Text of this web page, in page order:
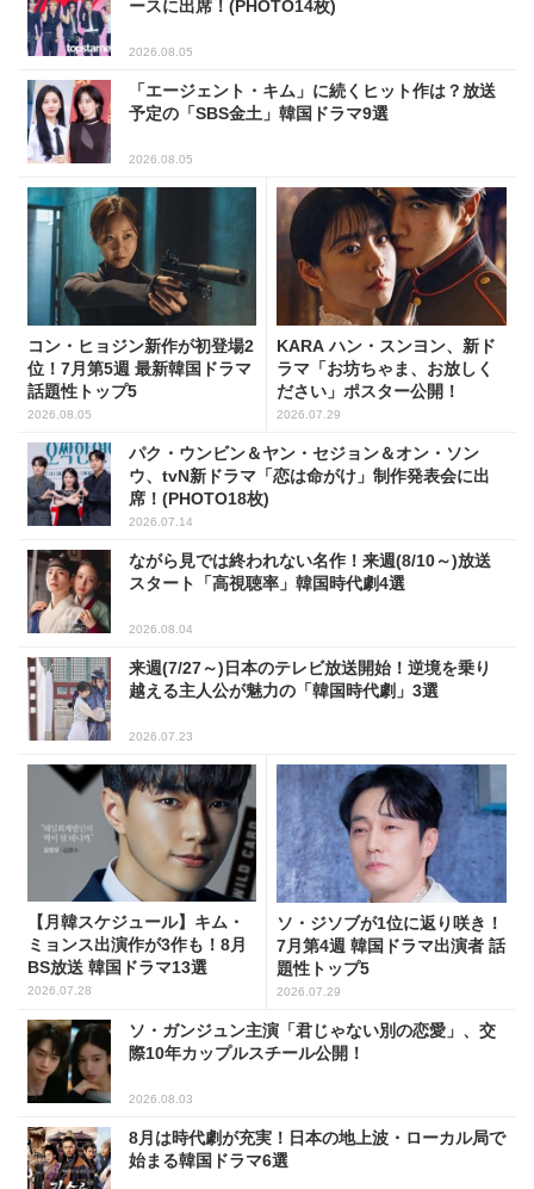
ースに出席！(PHOTO14枚)
2026.08.05
「エージェント・キム」に続くヒット作は？放送
予定の「SBS金土」韓国ドラマ9選
2026.08.05
コン・ヒョジン新作が初登場2
位！7月第5週 最新韓国ドラマ
話題性トップ5
2026.08.05
KARA ハン・スンヨン、新ド
ラマ「お坊ちゃま、お放しく
ださい」ポスター公開！
2026.07.29
パク・ウンビン＆ヤン・セジョン＆オン・ソン
ウ、tvN新ドラマ「恋は命がけ」制作発表会に出
席！(PHOTO18枚)
2026.07.14
ながら見では終われない名作！来週(8/10～)放送
スタート「高視聴率」韓国時代劇4選
2026.08.04
来週(7/27～)日本のテレビ放送開始！逆境を乗り
越える主人公が魅力の「韓国時代劇」3選
2026.07.23
【月韓スケジュール】キム・
ミョンス出演作が3作も！8月
BS放送 韓国ドラマ13選
2026.07.28
ソ・ジソブが1位に返り咲き！
7月第4週 韓国ドラマ出演者 話
題性トップ5
2026.07.29
ソ・ガンジュン主演「君じゃない別の恋愛」、交
際10年カップルスチール公開！
2026.08.03
8月は時代劇が充実！日本の地上波・ローカル局で
始まる韓国ドラマ6選